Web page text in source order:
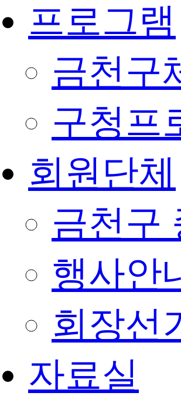
프로그램
금천구
구청프
회원단체
금천구
행사안
회장선
자료실